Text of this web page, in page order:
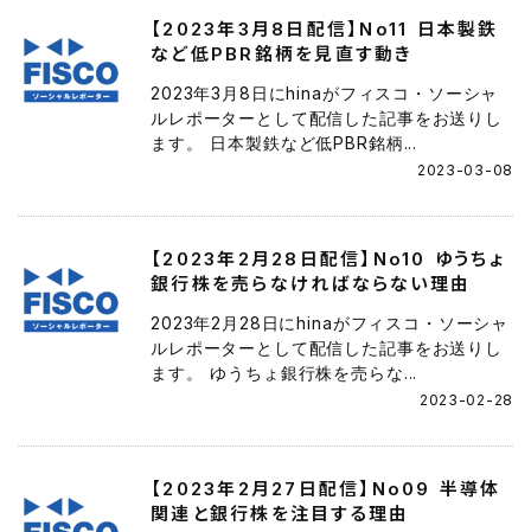
【2023年3月8日配信】No11 日本製鉄
など低PBR銘柄を見直す動き
2023年3月8日にhinaがフィスコ・ソーシャ
ルレポーターとして配信した記事をお送りし
ます。 日本製鉄など低PBR銘柄...
2023-03-08
【2023年2月28日配信】No10 ゆうちょ
銀行株を売らなければならない理由
2023年2月28日にhinaがフィスコ・ソーシャ
ルレポーターとして配信した記事をお送りし
ます。 ゆうちょ銀行株を売らな...
2023-02-28
【2023年2月27日配信】No09 半導体
関連と銀行株を注目する理由